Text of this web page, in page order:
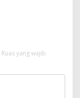
Ruas yang wajib